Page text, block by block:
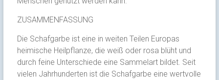
ZUSAMMENFASSUNG
Die Schafgarbe ist eine in weiten Teilen Europas
heimische Heilpflanze, die weiß oder rosa blüht und
durch feine Unterschiede eine Sammelart bildet. Seit
vielen Jahrhunderten ist die Schafgarbe eine wertvolle